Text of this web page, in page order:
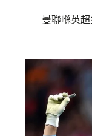
曼聯喺英